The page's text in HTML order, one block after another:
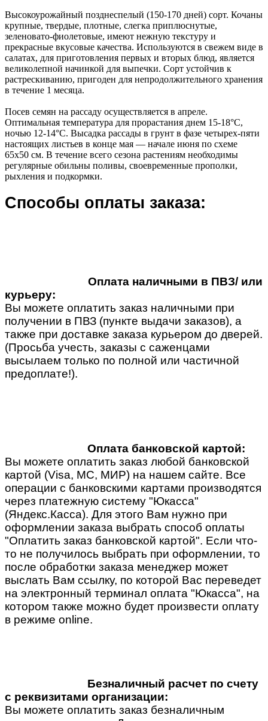
Высокоурожайный позднеспелый (150-170 дней) сорт. Кочаны
крупные, твердые, плотные, слегка приплюснутые,
зеленовато-фиолетовые, имеют нежную текстуру и
прекрасные вкусовые качества. Используются в свежем виде в
салатах, для приготовления первых и вторых блюд, является
великолепной начинкой для выпечки. Сорт устойчив к
растрескиванию, пригоден для непродолжительного хранения
в течение 1 месяца.
Посев семян на рассаду осуществляется в апреле.
Оптимальная температура для прорастания днем 15-18°С,
ночью 12-14°С. Высадка рассады в грунт в фазе четырех-пяти
настоящих листьев в конце мая — начале июня по схеме
65х50 см. В течение всего сезона растениям необходимы
регулярные обильны поливы, своевременные прополки,
рыхления и подкормки.
Способы оплаты заказа:
Оплата наличными в ПВЗ/ или
курьеру:
Вы можете оплатить заказ наличными при
получении в ПВЗ (пункте выдачи заказов), а
также при доставке заказа курьером до дверей.
(Просьба учесть, заказы с саженцами
высылаем только по полной или частичной
предоплате!).
Оплата банковской картой:
Вы можете оплатить заказ любой банковской
картой (Visa, MC, МИР) на нашем сайте. Все
операции с банковскими картами производятся
через платежную систему "Юкасса"
(Яндекс.Касса). Для этого Вам нужно при
оформлении заказа выбрать способ оплаты
"Оплатить заказ банковской картой". Если что-
то не получилось выбрать при оформлении, то
после обработки заказа менеджер может
выслать Вам ссылку, по которой Вас переведет
на электронный терминал оплата "Юкасса", на
котором также можно будет произвести оплату
в режиме online.
Безналичный расчет по счету
с реквизитами организации:
Вы можете оплатить заказ безналичным